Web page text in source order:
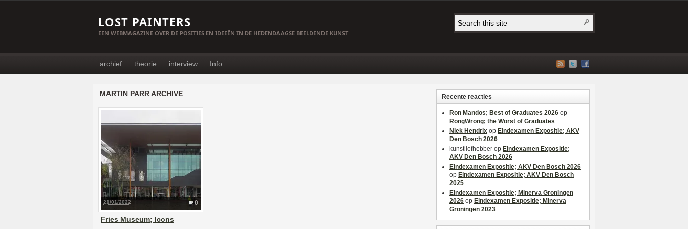
LOST PAINTERS
EEN WEBMAGAZINE OVER DE POSITIES EN IDEEËN IN DE HEDENDAAGSE BEELDENDE KUNST
archief theorie interview Info
MARTIN PARR ARCHIVE
0
21/01/2022
Fries Museum; Icons
Recente reacties
Ron Mandos; Best of Graduates 2026 op
RongWrong; the Worst of Graduates
Niek Hendrix op Eindexamen Expositie; AKV
Den Bosch 2026
kunstliefhebber op Eindexamen Expositie;
AKV Den Bosch 2026
Eindexamen Expositie; AKV Den Bosch 2026
op Eindexamen Expositie; AKV Den Bosch
2025
Eindexamen Expositie; Minerva Groningen
2026 op Eindexamen Expositie; Minerva
Groningen 2023